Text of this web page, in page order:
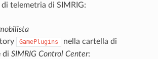
di telemetria di SIMRIG:
GamePlugins
nella cartella di
di SIMRIG Control Center: